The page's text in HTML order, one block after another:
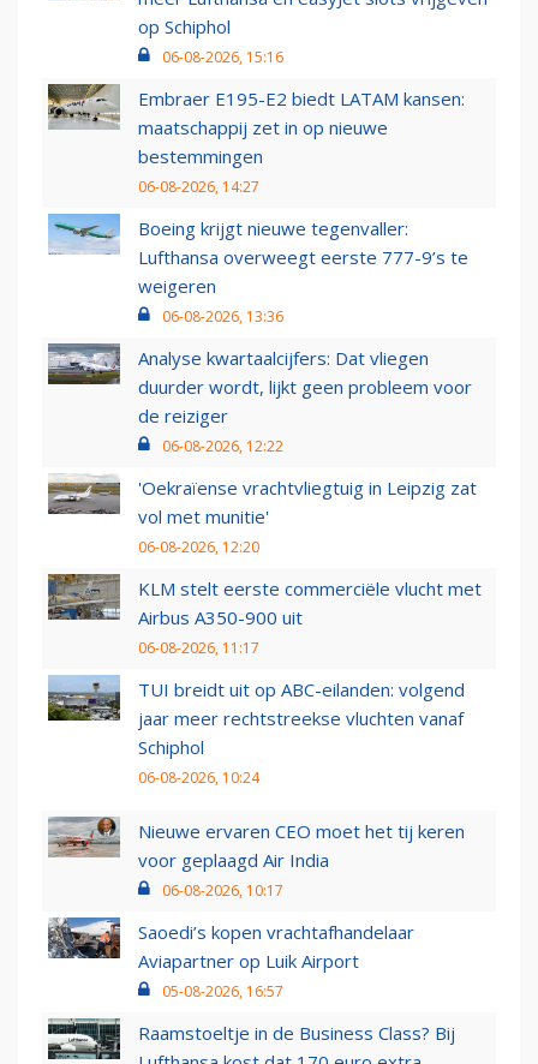
op Schiphol
06-08-2026, 15:16
Embraer E195-E2 biedt LATAM kansen:
maatschappij zet in op nieuwe
bestemmingen
06-08-2026, 14:27
Boeing krijgt nieuwe tegenvaller:
Lufthansa overweegt eerste 777-9’s te
weigeren
06-08-2026, 13:36
Analyse kwartaalcijfers: Dat vliegen
duurder wordt, lijkt geen probleem voor
de reiziger
06-08-2026, 12:22
'Oekraïense vrachtvliegtuig in Leipzig zat
vol met munitie'
06-08-2026, 12:20
KLM stelt eerste commerciële vlucht met
Airbus A350-900 uit
06-08-2026, 11:17
TUI breidt uit op ABC-eilanden: volgend
jaar meer rechtstreekse vluchten vanaf
Schiphol
06-08-2026, 10:24
Nieuwe ervaren CEO moet het tij keren
voor geplaagd Air India
06-08-2026, 10:17
Saoedi’s kopen vrachtafhandelaar
Aviapartner op Luik Airport
05-08-2026, 16:57
Raamstoeltje in de Business Class? Bij